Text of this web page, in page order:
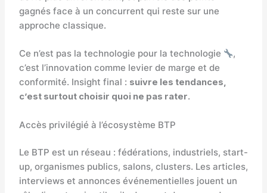
gagnés face à un concurrent qui reste sur une
approche classique.
Ce n’est pas la technologie pour la technologie
,
c’est l’innovation comme levier de marge et de
conformité. Insight final : suivre les tendances,
c’est surtout choisir quoi ne pas rater.
Accès privilégié à l’écosystème BTP
Le BTP est un réseau : fédérations, industriels, start-
up, organismes publics, salons, clusters. Les articles,
interviews et annonces événementielles jouent un